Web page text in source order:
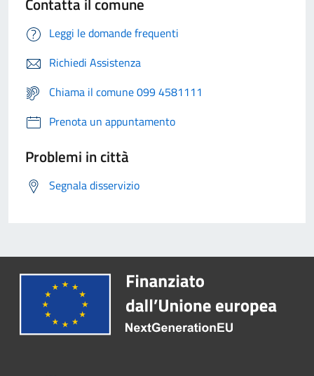
Leggi le domande frequenti
Richiedi Assistenza
Chiama il comune 099 4581111
Prenota un appuntamento
Problemi in città
Segnala disservizio